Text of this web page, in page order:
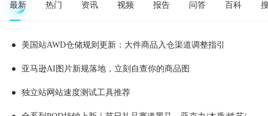
最新 热门 资讯 视频 报告 问答 百科
美国站AWD仓储规则更新：大件商品入仓渠道调整指引
亚马逊AI图片新规落地，立刻自查你的商品图
独立站网站速度测试工具推荐